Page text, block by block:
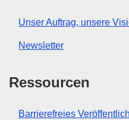
Unser Auftrag, unsere
Newsletter
Ressourcen
Barrierefreies